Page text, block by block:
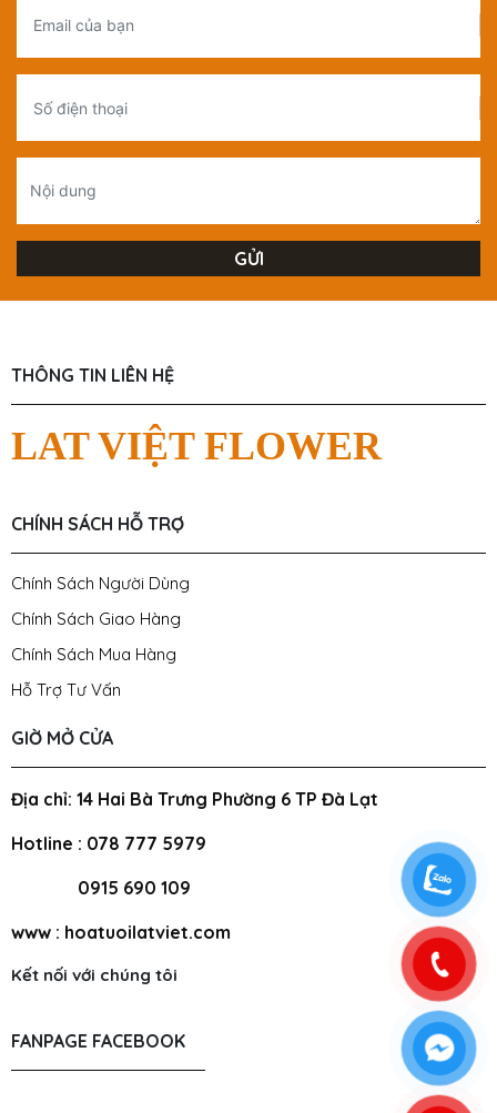
THÔNG TIN LIÊN HỆ
LAT VIỆT FLOWER
CHÍNH SÁCH HỖ TRỢ
Chính Sách Người Dùng
Chính Sách Giao Hàng
Chính Sách Mua Hàng
Hỗ Trợ Tư Vấn
GIỜ MỞ CỬA
Địa chỉ: 14 Hai Bà Trưng Phường 6 TP Đà Lạt
Hotline : 078 777 5979
0915 690 109
www : hoatuoilatviet.com
Kết nối với chúng tôi
FANPAGE FACEBOOK